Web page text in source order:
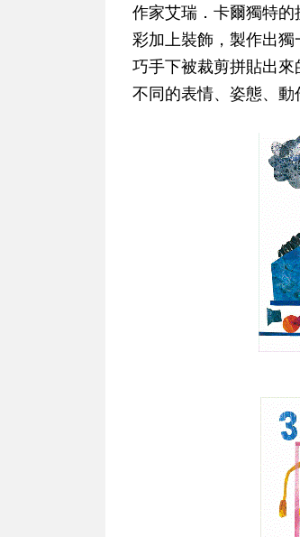
作家艾瑞．卡爾獨特
彩加上裝飾，製作出
巧手下被裁剪拼貼出
不同的表情、姿態、動